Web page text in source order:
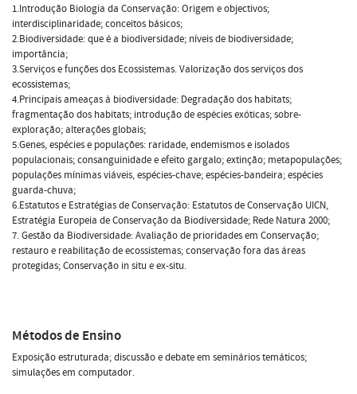
1.Introdução Biologia da Conservação: Origem e objectivos;
interdisciplinaridade; conceitos básicos;
2.Biodiversidade: que é a biodiversidade; níveis de biodiversidade;
importância;
3.Serviços e funções dos Ecossistemas. Valorização dos serviços dos
ecossistemas;
4.Principais ameaças à biodiversidade: Degradação dos habitats;
fragmentação dos habitats; introdução de espécies exóticas; sobre-
exploração; alterações globais;
5.Genes, espécies e populações: raridade, endemismos e isolados
populacionais; consanguinidade e efeito gargalo; extinção; metapopulações;
populações mínimas viáveis, espécies-chave; espécies-bandeira; espécies
guarda-chuva;
6.Estatutos e Estratégias de Conservação: Estatutos de Conservação UICN,
Estratégia Europeia de Conservação da Biodiversidade; Rede Natura 2000;
7. Gestão da Biodiversidade: Avaliação de prioridades em Conservação;
restauro e reabilitação de ecossistemas; conservação fora das áreas
protegidas; Conservação in situ e ex-situ.
Métodos de Ensino
Exposição estruturada; discussão e debate em seminários temáticos;
simulações em computador.